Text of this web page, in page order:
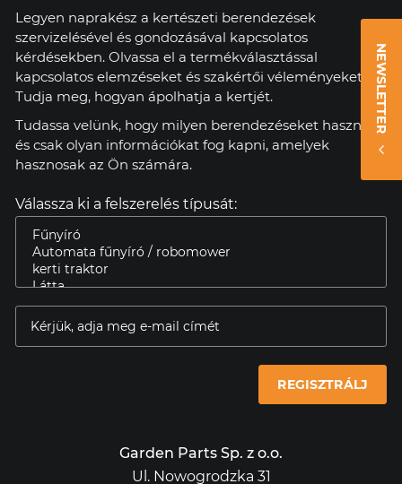
NEWSLETTER
Legyen naprakész a kertészeti berendezések
szervizelésével és gondozásával kapcsolatos
kérdésekben. Olvassa el a termékválasztással
kapcsolatos elemzéseket és szakértői véleményeket.
Tudja meg, hogyan ápolhatja a kertjét.
Tudassa velünk, hogy milyen berendezéseket használ,
és csak olyan információkat fog kapni, amelyek
hasznosak az Ön számára.
Válassza ki a felszerelés típusát:
REGISZTRÁLJ
Garden Parts Sp. z o.o.
Ul. Nowogrodzka 31